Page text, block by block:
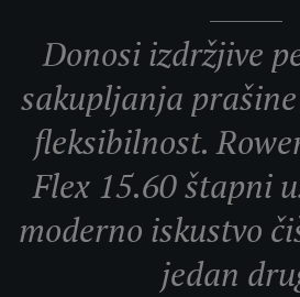
Donosi izdržjive
sakupljanja
fleksibilnost.
Flex 15.60 štapni
moderno iskustvo
jedan